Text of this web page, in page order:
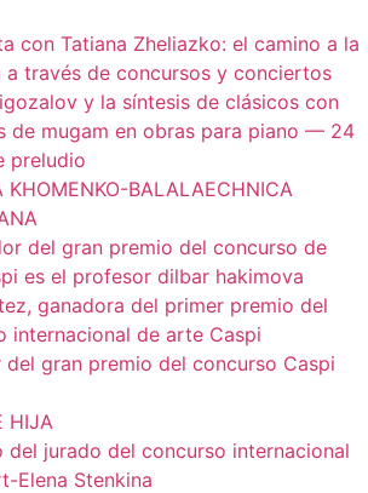
con Tatiana Zheliazko: el camino a la
a través de concursos y conciertos
y la síntesis de clásicos con
de mugam en obras para piano — 24
preludio
KHOMENKO-BALALAECHNICA
del gran premio del concurso de
es el profesor dilbar hakimova
ganadora del primer premio del
internacional de arte Caspi
del gran premio del concurso Caspi
HIJA
del jurado del concurso internacional
Elena Stenkina